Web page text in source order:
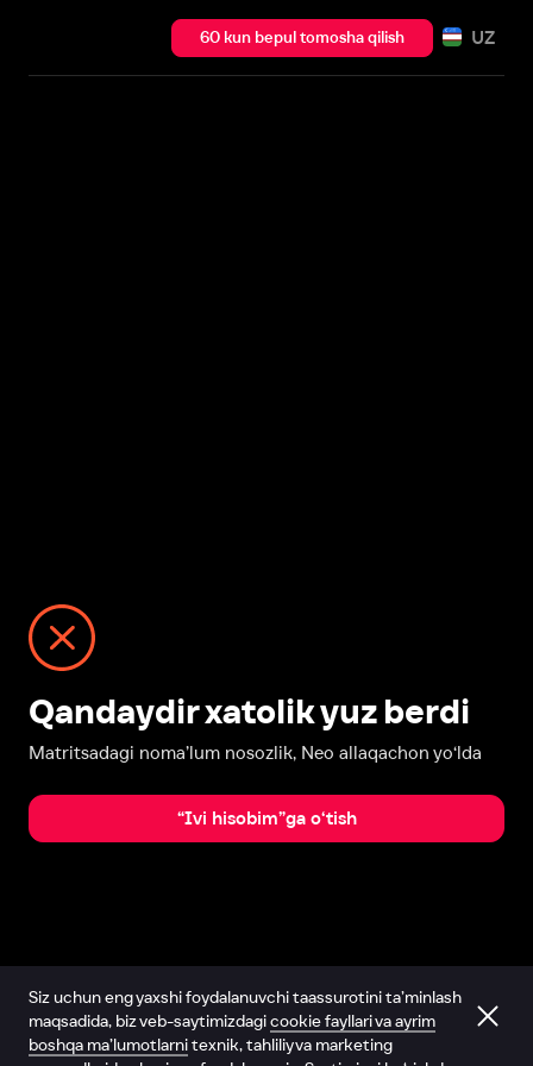
60 kun bepul tomosha qilish UZ
Qandaydir xatolik yuz berdi
Matritsadagi noma’lum nosozlik, Neo allaqachon yo‘lda
“Ivi hisobim”ga o‘tish
Siz uchun eng yaxshi foydalanuvchi taassurotini ta’minlash
maqsadida, biz veb-saytimizdagicookie fayllari va ayrim
boshqa ma’lumotlarnitexnik, tahliliy va marketing